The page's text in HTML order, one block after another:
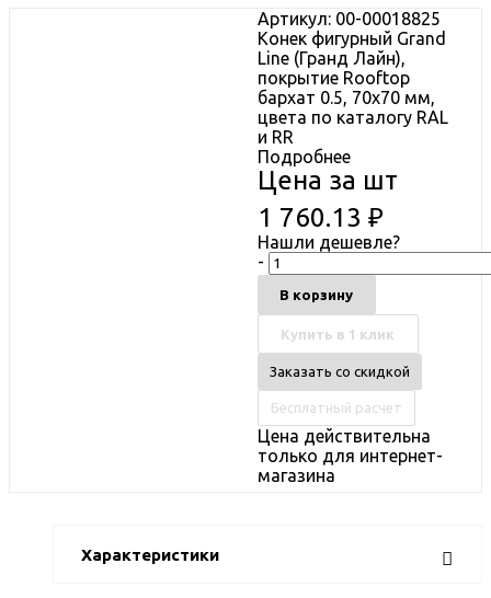
Артикул: 00-00018825
Конек фигурный Grand
Line (Гранд Лайн),
покрытие Rooftop
бархат 0.5, 70х70 мм,
цвета по каталогу RAL
и RR
Подробнее
Цена за шт
1 760.13 ₽
Нашли дешевле?
-
В корзину
Купить в 1 клик
Заказать со скидкой
Бесплатный расчет
Цена действительна
только для интернет-
магазина
Характеристики